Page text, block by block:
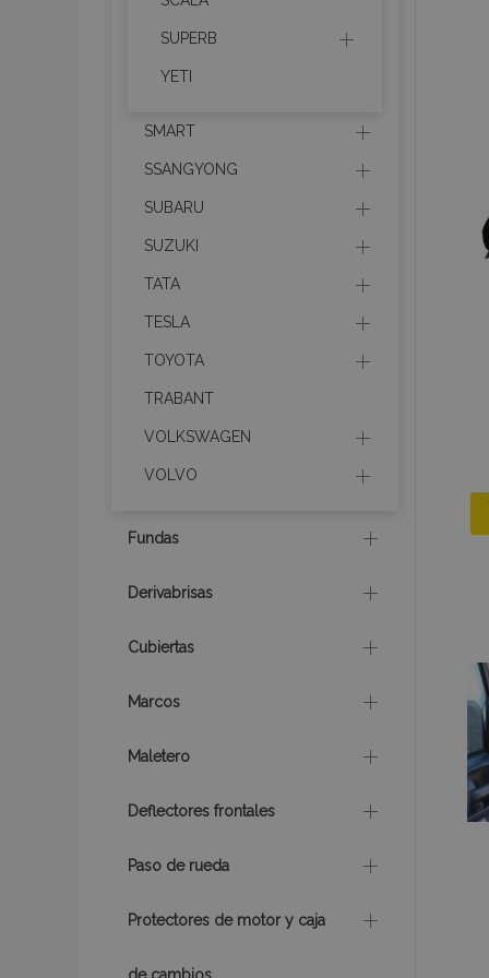
SUPERB
YETI
SMART
SSANGYONG
SUBARU
SUZUKI
TATA
TESLA
TOYOTA
TRABANT
VOLKSWAGEN
VOLVO
Fundas
Derivabrisas
Cubiertas
Marcos
Maletero
Deflectores frontales
Paso de rueda
Protectores de motor y caja
mage-messages
mage-translation-